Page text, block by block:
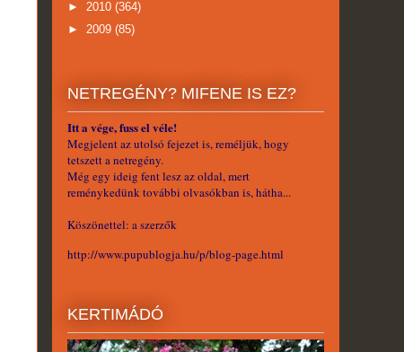
► 2010 (364)
► 2009 (85)
NETREGÉNY? MIFENE IS EZ?
Itt a vége, fuss el véle!
Megjelent az utolsó fejezet is, reméljük, hogy
tetszett a netregény.
Még egy ideig fent lesz az oldal, mert
reménykedünk további olvasókban is, hátha...
Köszönettel: a szerzők
http://www.pupublogja.hu/p/blog-page.html
KERTIMÁDÓ